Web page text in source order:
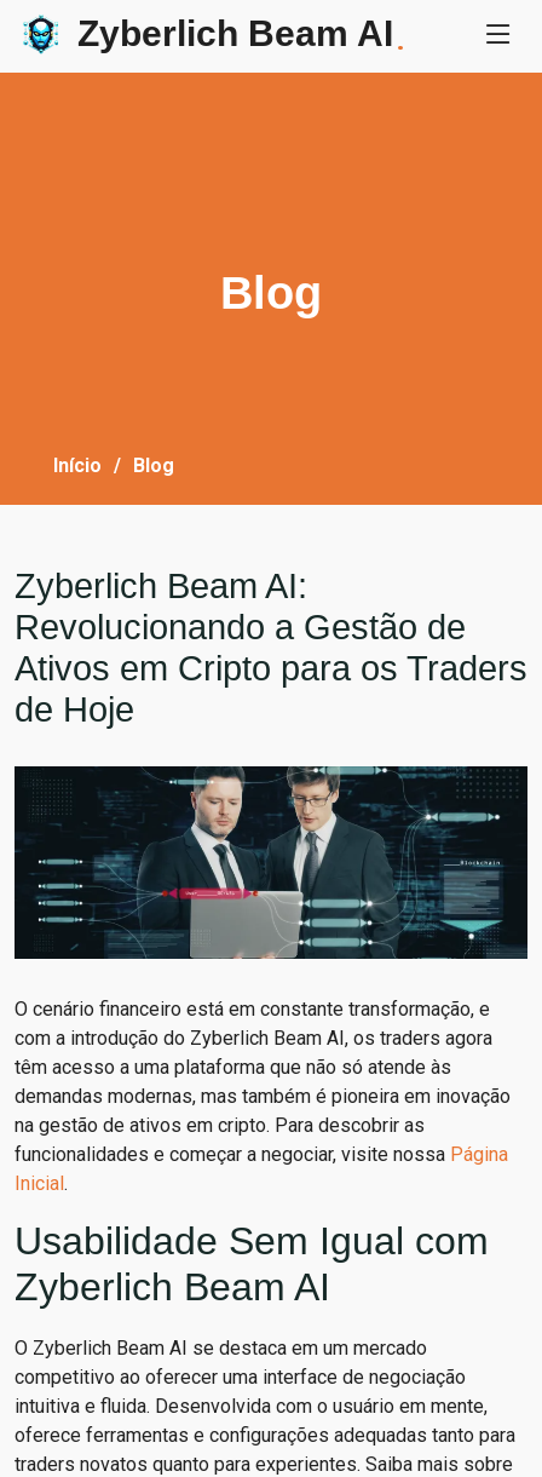
Zyberlich Beam AI.
Blog
Início Blog
Zyberlich Beam AI:
Revolucionando a Gestão de
Ativos em Cripto para os Traders
de Hoje
O cenário financeiro está em constante transformação, e
com a introdução do Zyberlich Beam AI, os traders agora
têm acesso a uma plataforma que não só atende às
demandas modernas, mas também é pioneira em inovação
na gestão de ativos em cripto. Para descobrir as
funcionalidades e começar a negociar, visite nossa Página
Inicial.
Usabilidade Sem Igual com
Zyberlich Beam AI
O Zyberlich Beam AI se destaca em um mercado
competitivo ao oferecer uma interface de negociação
intuitiva e fluida. Desenvolvida com o usuário em mente,
oferece ferramentas e configurações adequadas tanto para
traders novatos quanto para experientes. Saiba mais sobre